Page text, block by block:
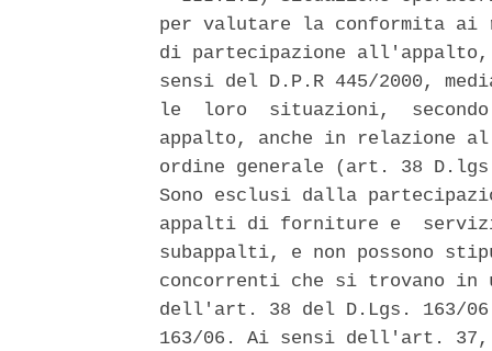
per valutare la conformita
di partecipazione
sensi del D.P.R 445/2000,
le  loro  situazioni,
appalto, anche in relazione
ordine generale (art. 38
Sono esclusi dalla
appalti di forniture e
subappalti, e non possono
concorrenti che si trovano in
dell'art. 38 del D.Lgs. 163/
163/06. Ai sensi dell'art.